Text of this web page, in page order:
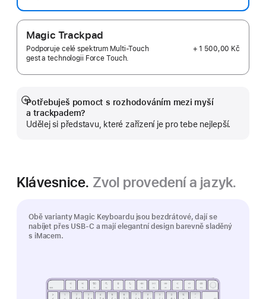
Magic Trackpad
Podporuje celé spektrum Multi-Touch
gest a technologii Force Touch.
+ 1 500,00 Kč
Potřebuješ pomoct s rozhodováním mezi myší
a trackpadem?
Udělej si představu, které zařízení je pro tebe nejlepší.
Zobrazit
více
Klávesnice. Zvol provedení a jazyk.
Obě varianty Magic Keyboardu jsou bezdrátové, dají se
nabíjet přes USB‑C a mají elegantní design barevně sladěný
s iMacem.